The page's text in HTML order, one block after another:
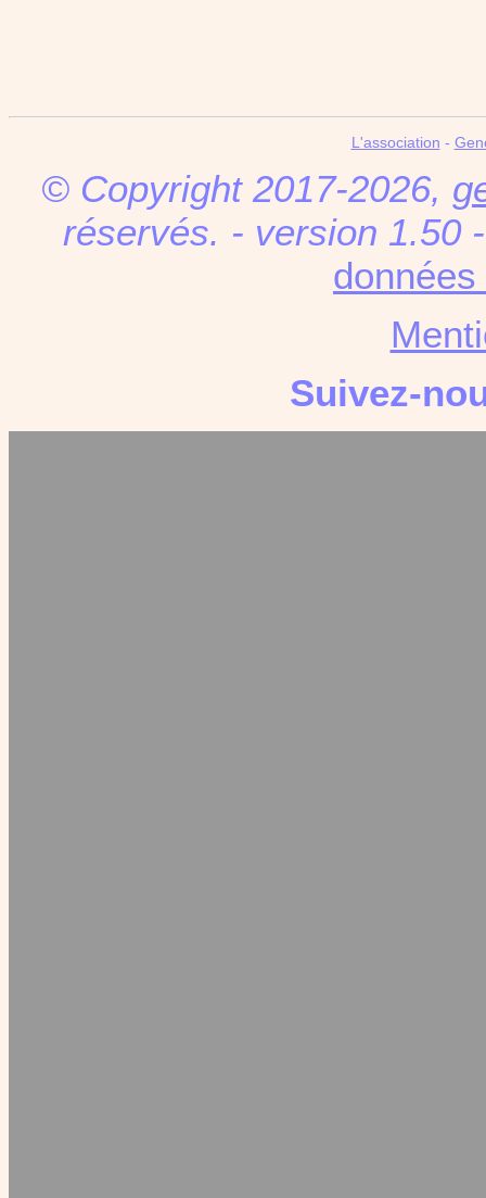
L'association -
© Copyright 2017-2026,
réservés. - version 1.50
Suivez-